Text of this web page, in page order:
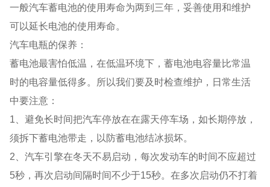
一般汽车蓄电池的使用寿命为两到三年，妥善使用和维护
可以延长电池的使用寿命。
汽车电瓶的保养：
蓄电池最害怕低温，在低温环境下，蓄电池电容量比常温
时的电容量低得多。所以我们要及时检查维护，日常生活
中要注意：
1、避免长时间把汽车停放在在露天停车场，如长期停放，
须拆下蓄电池带走，以防蓄电池结冰损坏。
2、汽车引擎在冬天不易启动，每次发动车的时间不应超过
5秒，再次启动间隔时间不少于15秒。在多次启动仍不打着